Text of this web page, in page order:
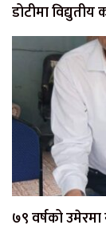
डोटीमा
७९ वर्षको